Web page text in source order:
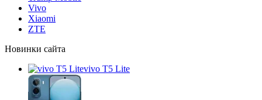
Vivo
Xiaomi
ZTE
Новинки сайта
vivo T5 Lite